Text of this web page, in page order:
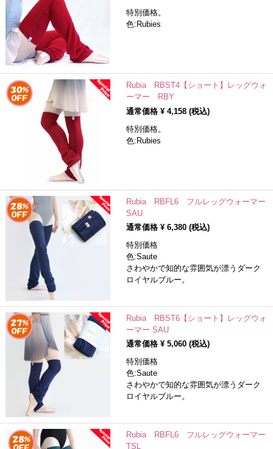
特別価格。
色:Rubies
Rubia RBST4【ショート】レッグウォ
ーマー RBY
通常価格 ¥ 4,158(税込)
特別価格。
色:Rubies
Rubia RBFL6 フルレッグウォーマー
SAU
通常価格 ¥ 6,380(税込)
特別価格
色:Saute
さわやかで知的な雰囲気が漂うダーク
ロイヤルブルー。
Rubia RBST6【ショート】レッグウォ
ーマー SAU
通常価格 ¥ 5,060(税込)
特別価格
色:Saute
さわやかで知的な雰囲気が漂うダーク
ロイヤルブルー。
Rubia RBFL6 フルレッグウォーマー
TSL